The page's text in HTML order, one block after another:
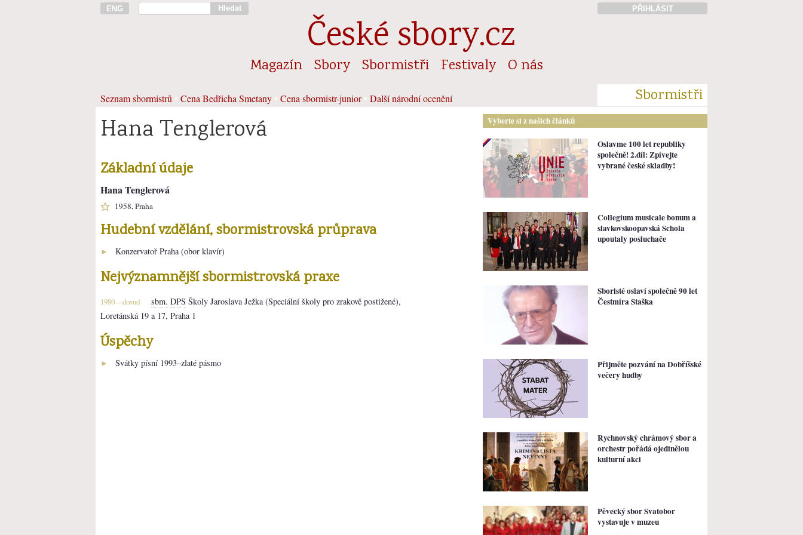
ENG Hledat PŘIHLÁSIT
České sbory.cz
Magazín Sbory Sbormistři Festivaly O nás
Seznam sbormistrů Cena Bedřicha Smetany Cena sbormistr-junior• Další národní ocenění Sbormistři
Hana Tenglerová
Základní údaje
Hana Tenglerová
1958, Praha
Hudební vzdělání, sbormistrovská průprava
► Konzervatoř Praha (obor klavír)
Nejvýznamnější sbormistrovská praxe
1980—dosud sbm. DPS Školy Jaroslava Ježka (Speciální školy pro zrakově postižené),
Loretánská 19 a 17, Praha 1
Úspěchy
► Svátky písní 1993–zlaté pásmo
Vyberte si z našich článků
Oslavme 100 let republiky
společně! 2.díl: Zpívejte
vybrané české skladby!
Collegium musicale bonum a
slavkovskoopavská Schola
upoutaly posluchače
Sboristé oslaví společně 90 let
Čestmíra Staška
Přijměte pozvání na Dobříšské
večery hudby
Rychnovský chrámový sbor a
orchestr pořádá ojedinělou
kulturní akci
Pěvecký sbor Svatobor
vystavuje v muzeu